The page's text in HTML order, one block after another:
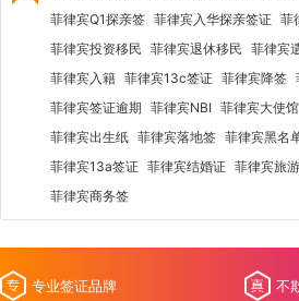
菲律宾Q1探亲签 菲律宾入华探亲签证 菲
菲律宾投资移民 菲律宾退休移民 菲律宾
菲律宾入籍 菲律宾13c签证 菲律宾降签
菲律宾签证逾期 菲律宾NBI 菲律宾大使馆
菲律宾出生纸 菲律宾落地签 菲律宾黑名
菲律宾13a签证 菲律宾结婚证 菲律宾旅
菲律宾商务签
专业签证品牌 不